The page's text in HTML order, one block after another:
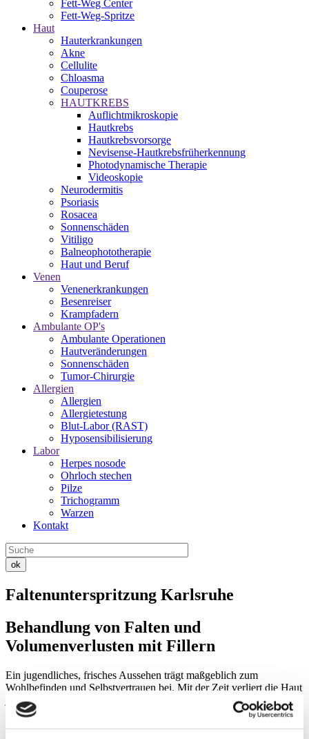
Fett-Weg Center
Fett-Weg-Spritze
Haut
Hauterkrankungen
Akne
Cellulite
Chloasma
Couperose
HAUTKREBS
Auflichtmikroskopie
Hautkrebs
Hautkrebsvorsorge
Nevisense-Hautkrebsfrüherkennung
Photodynamische Therapie
Videoskopie
Neurodermitis
Psoriasis
Rosacea
Sonnenschäden
Vitiligo
Balneophototherapie
Haut und Beruf
Venen
Venenerkrankungen
Besenreiser
Krampfadern
Ambulante OP's
Ambulante Operationen
Hautveränderungen
Sonnenschäden
Tumor-Chirurgie
Allergien
Allergien
Allergietestung
Blut-Labor (RAST)
Hyposensibilisierung
Labor
Herpes nosode
Ohrloch stechen
Pilze
Trichogramm
Warzen
Kontakt
ok
Faltenunterspritzung Karlsruhe
Behandlung von Falten und
Volumenverlusten mit Fillern
Ein jugendliches, frisches Aussehen trägt maßgeblich zum
Wohlbefinden und Selbstvertrauen bei. Mit der Zeit verliert die Haut
jedoch an Elastizität und Spannkraft, was zu Falten und
absackendem Gewebe führen kann. Die Faltenunterspritzung bietet